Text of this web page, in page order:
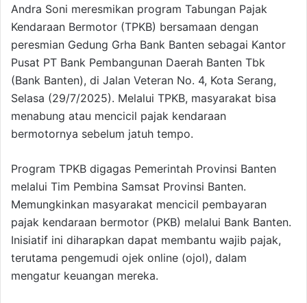
Andra Soni meresmikan program Tabungan Pajak
Kendaraan Bermotor (TPKB) bersamaan dengan
peresmian Gedung Grha Bank Banten sebagai Kantor
Pusat PT Bank Pembangunan Daerah Banten Tbk
(Bank Banten), di Jalan Veteran No. 4, Kota Serang,
Selasa (29/7/2025). Melalui TPKB, masyarakat bisa
menabung atau mencicil pajak kendaraan
bermotornya sebelum jatuh tempo.
Program TPKB digagas Pemerintah Provinsi Banten
melalui Tim Pembina Samsat Provinsi Banten.
Memungkinkan masyarakat mencicil pembayaran
pajak kendaraan bermotor (PKB) melalui Bank Banten.
Inisiatif ini diharapkan dapat membantu wajib pajak,
terutama pengemudi ojek online (ojol), dalam
mengatur keuangan mereka.